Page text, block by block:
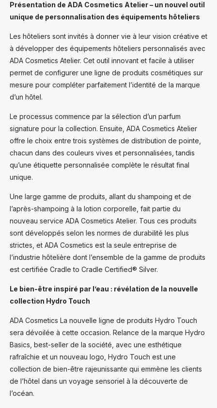
Présentation de ADA Cosmetics Atelier – un nouvel outil
unique de personnalisation des équipements hôteliers
Les hôteliers sont invités à donner vie à leur vision créative et
à développer des équipements hôteliers personnalisés avec
ADA Cosmetics Atelier. Cet outil innovant et facile à utiliser
permet de configurer une ligne de produits cosmétiques sur
mesure pour compléter parfaitement l’identité de la marque
d’un hôtel.
Le processus commence par la sélection d’un parfum
signature pour la collection. Ensuite, ADA Cosmetics Atelier
offre le choix entre trois systèmes de distribution de pointe,
chacun dans des couleurs vives et personnalisées, tandis
qu’une étiquette personnalisée complète le résultat final
unique.
Une large gamme de produits, allant du shampoing et de
l’après-shampoing à la lotion corporelle, fait partie du
nouveau service ADA Cosmetics Atelier. Tous ces produits
sont développés selon les normes de durabilité les plus
strictes, et ADA Cosmetics est la seule entreprise de
l’industrie hôtelière dont l’ensemble de la gamme de produits
est certifiée Cradle to Cradle Certified® Silver.
Le bien-être inspiré par l’eau : révélation de la nouvelle
collection Hydro Touch
ADA Cosmetics La nouvelle ligne de produits Hydro Touch
sera dévoilée à cette occasion. Relance de la marque Hydro
Basics, best-seller de la société, avec une esthétique
rafraîchie et un nouveau logo, Hydro Touch est une
collection de bien-être rajeunissante qui emmène les clients
de l’hôtel dans un voyage sensoriel à la découverte de
l’océan.
assistant and product consultant from ADA
Cosmetics. 😊 I'm here to help with any
questions about our hotel cosmetics
solutions. How can I assist you today?